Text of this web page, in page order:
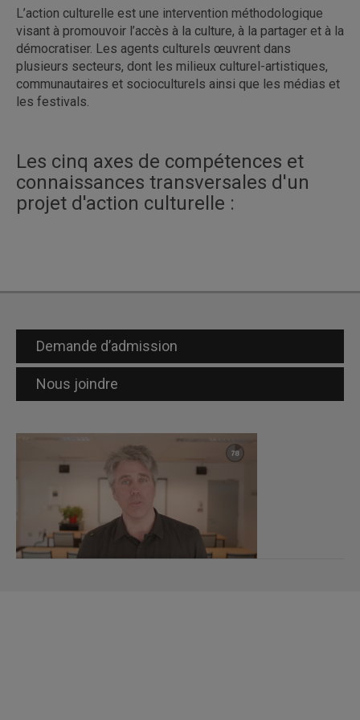
L’action culturelle est une intervention méthodologique
visant à promouvoir l’accès à la culture, à la partager et à la
démocratiser. Les agents culturels œuvrent dans
plusieurs secteurs, dont les milieux culturel-artistiques,
communautaires et socioculturels ainsi que les médias et
les festivals.
Les cinq axes de compétences et
connaissances transversales d'un
projet d'action culturelle :
Demande d’admission
Nous joindre